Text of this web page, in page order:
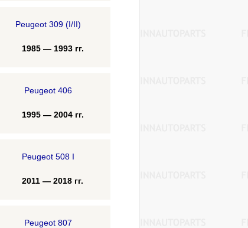
Peugeot 309 (I/II)
1985 — 1993 гг.
Peugeot 406
1995 — 2004 гг.
Peugeot 508 I
2011 — 2018 гг.
Peugeot 807